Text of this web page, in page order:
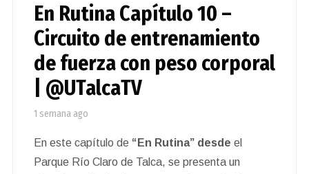
En Rutina Capítulo 10 –
Circuito de entrenamiento
de fuerza con peso corporal
| @UTalcaTV
1 semana ago
En este capítulo de “En Rutina” desde el
Parque Río Claro de Talca, se presenta un